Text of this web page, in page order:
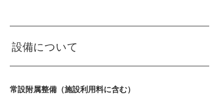
設備について
常設附属整備（施設利用料に含む）